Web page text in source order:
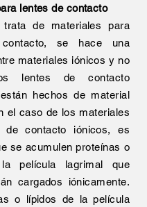
lentes de contacto
de materiales para
se hace una
materiales iónicos y no
lentes de contacto
hechos de material
el caso de los materiales
de contacto iónicos, es
se acumulen proteínas o
película lagrimal que
cargados iónicamente.
o lípidos de la película